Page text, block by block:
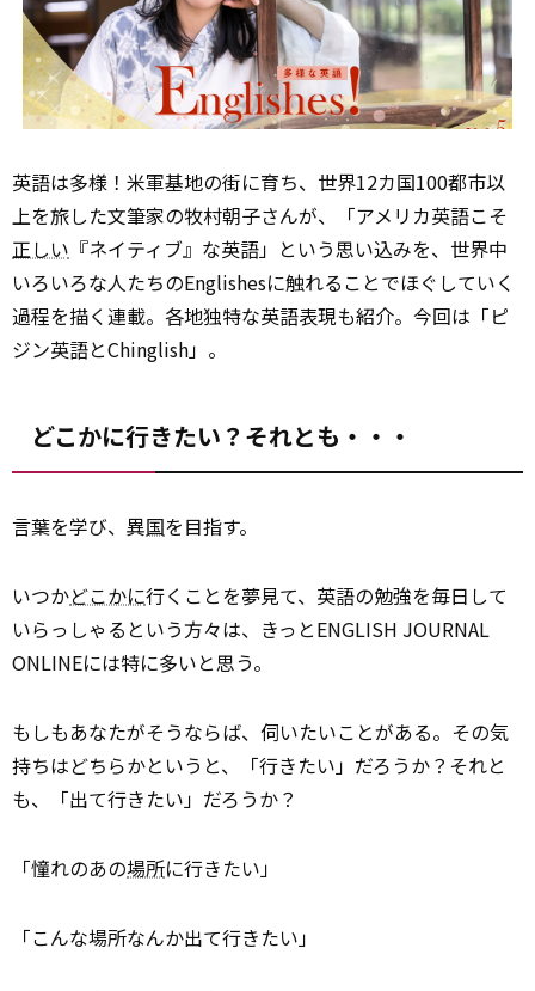
英語は多様！米軍基地の街に育ち、世界12カ国100都市以
上を旅した文筆家の牧村朝子さんが、「アメリカ英語こそ
正しい 『ネイティブ』な英語」という思い込みを、世界中
いろいろな人たちのEnglishesに触れることでほぐしていく
過程を描く連載。各地独特な英語表現も紹介。今回は「ピ
ジン英語とChinglish」。
どこかに行きたい？それとも・・・
言葉を学び、異国を目指す。
いつかどこかに行くことを夢見て、英語の勉強を毎日して
いらっしゃるという方々は、きっとENGLISH JOURNAL
ONLINEには特に多いと思う。
もしもあなたがそうならば、伺いたいことがある。その気
持ちはどちらかというと、「行きたい」だろうか？それと
も、「出て行きたい」だろうか？
「憧れのあの場所に行きたい」
「こんな場所なんか出て行きたい」